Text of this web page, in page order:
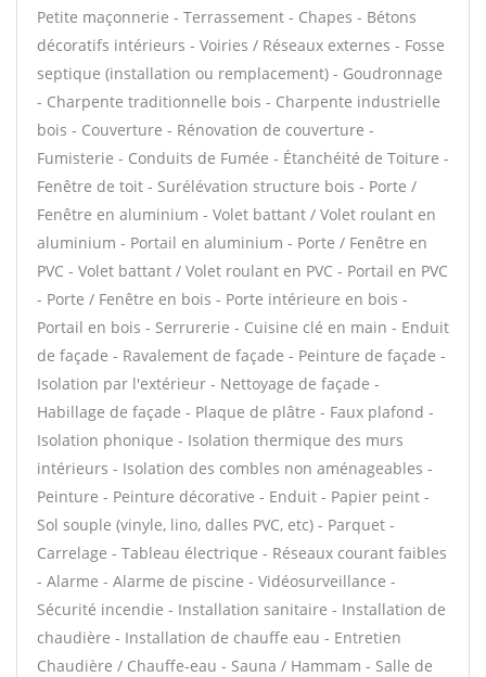
Petite maçonnerie - Terrassement - Chapes - Bétons
décoratifs intérieurs - Voiries / Réseaux externes - Fosse
septique (installation ou remplacement) - Goudronnage
- Charpente traditionnelle bois - Charpente industrielle
bois - Couverture - Rénovation de couverture -
Fumisterie - Conduits de Fumée - Étanchéité de Toiture -
Fenêtre de toit - Surélévation structure bois - Porte /
Fenêtre en aluminium - Volet battant / Volet roulant en
aluminium - Portail en aluminium - Porte / Fenêtre en
PVC - Volet battant / Volet roulant en PVC - Portail en PVC
- Porte / Fenêtre en bois - Porte intérieure en bois -
Portail en bois - Serrurerie - Cuisine clé en main - Enduit
de façade - Ravalement de façade - Peinture de façade -
Isolation par l'extérieur - Nettoyage de façade -
Habillage de façade - Plaque de plâtre - Faux plafond -
Isolation phonique - Isolation thermique des murs
intérieurs - Isolation des combles non aménageables -
Peinture - Peinture décorative - Enduit - Papier peint -
Sol souple (vinyle, lino, dalles PVC, etc) - Parquet -
Carrelage - Tableau électrique - Réseaux courant faibles
- Alarme - Alarme de piscine - Vidéosurveillance -
Sécurité incendie - Installation sanitaire - Installation de
chaudière - Installation de chauffe eau - Entretien
Chaudière / Chauffe-eau - Sauna / Hammam - Salle de